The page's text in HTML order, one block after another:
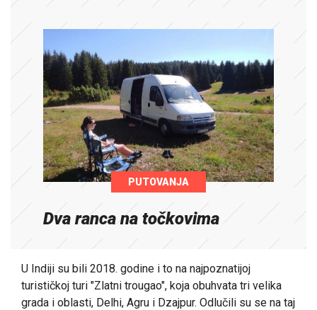
PUTOVANJA
Dva ranca na točkovima
U Indiji su bili 2018. godine i to na najpoznatijoj
turističkoj turi "Zlatni trougao", koja obuhvata tri velika
grada i oblasti, Delhi, Agru i Dzajpur. Odlučili su se na taj